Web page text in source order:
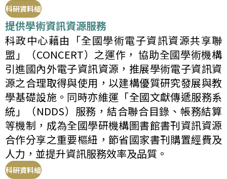
科研資料組
提供學術資訊資源服務
科政中心藉由「全國學術電子資訊資源共享聯
盟」（CONCERT）之運作， 協助全國學術機構
引進國內外電子資訊資源，推展學術電子資訊資
源之合理取得與使用，以建構優質研究發展與教
學基礎設施。同時亦維運「全國文獻傳遞服務系
統」（NDDS）服務，結合聯合目錄、帳務結算
等機制，成為全國學研機構圖書館書刊資訊資源
合作分享之重要樞紐，節省國家書刊購置經費及
人力，並提升資訊服務效率及品質。
科研資料組